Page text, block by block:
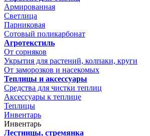
Армированная
Светлица
Парниковая
Сотовый поликарбонат
Агротекстиль
От сорняков
Укрытия для растений, колпаки, круги
От заморозков и насекомых
Теплицы и аксессуары
Средства для чистки теплиц
Аксессуары к теплице
Теплицы
Инвентарь
Инвентарь
Лестницы, стремянка